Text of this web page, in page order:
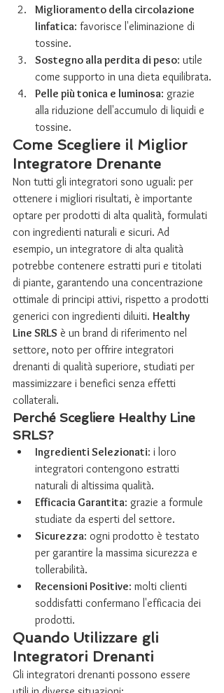
Miglioramento della circolazione
linfatica: favorisce l'eliminazione di
tossine.
Sostegno alla perdita di peso: utile
come supporto in una dieta equilibrata.
Pelle più tonica e luminosa: grazie
alla riduzione dell'accumulo di liquidi e
tossine.
Come Scegliere il Miglior
Integratore Drenante
Non tutti gli integratori sono uguali: per
ottenere i migliori risultati, è importante
optare per prodotti di alta qualità, formulati
con ingredienti naturali e sicuri. Ad
esempio, un integratore di alta qualità
potrebbe contenere estratti puri e titolati
di piante, garantendo una concentrazione
ottimale di principi attivi, rispetto a prodotti
generici con ingredienti diluiti. Healthy
Line SRLS è un brand di riferimento nel
settore, noto per offrire integratori
drenanti di qualità superiore, studiati per
massimizzare i benefici senza effetti
collaterali.
Perché Scegliere Healthy Line
SRLS?
Ingredienti Selezionati: i loro
integratori contengono estratti
naturali di altissima qualità.
Efficacia Garantita: grazie a formule
studiate da esperti del settore.
Sicurezza: ogni prodotto è testato
per garantire la massima sicurezza e
tollerabilità.
Recensioni Positive: molti clienti
soddisfatti confermano l'efficacia dei
prodotti.
Quando Utilizzare gli
Integratori Drenanti
Gli integratori drenanti possono essere